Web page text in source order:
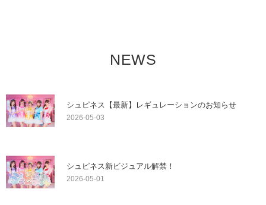
NEWS
シュピネス【最新】レギュレーションのお知らせ
2026-05-03
シュピネス新ビジュアル解禁！
2026-05-01